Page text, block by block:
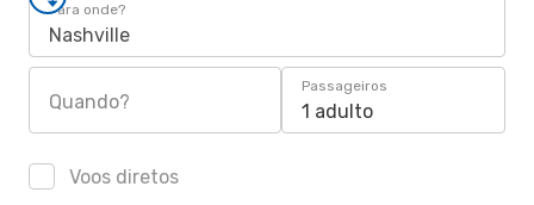
Para onde?
Nashville
Quando?
Passageiros
1 adulto
Voos diretos